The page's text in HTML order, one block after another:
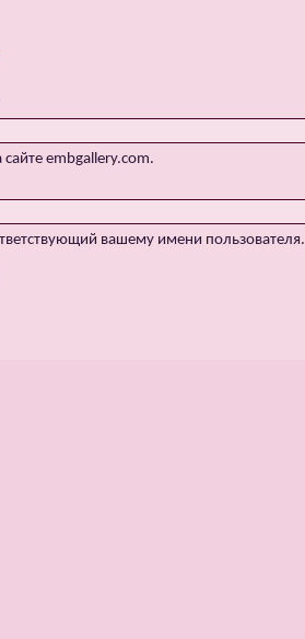
embgallery.com.
вашему имени пользователя.